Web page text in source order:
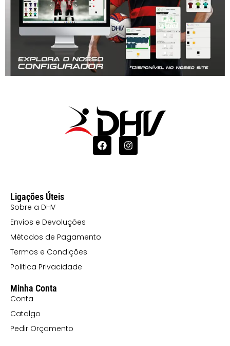
Ligações Úteis
Sobre a DHV
Envios e Devoluções
Métodos de Pagamento
Termos e Condições
Politica Privacidade
Minha Conta
Conta
Catalgo
Pedir Orçamento